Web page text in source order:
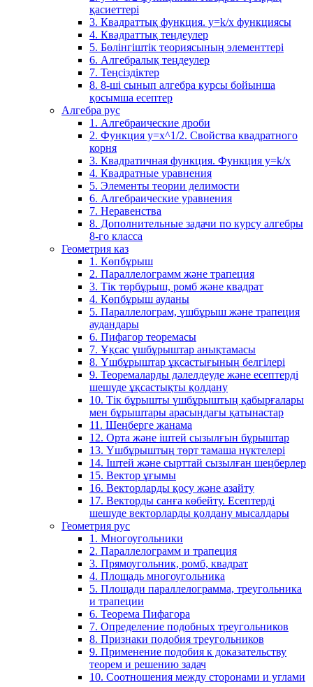
қасиеттері
3. Квадраттық функция. у=k/x функциясы
4. Квадраттық теңдеулер
5. Бөлінгіштік теориясының элементтері
6. Алгебралық теңдеулер
7. Теңсіздіктер
8. 8-ші сынып алгебра курсы бойынша
қосымша есептер
Алгебра рус
1. Алгебраические дроби
2. Функция y=x^1/2. Свойства квадратного
корня
3. Квадратичная функция. Функция у=k/x
4. Квадратные уравнения
5. Элементы теории делимости
6. Алгебраические уравнения
7. Неравенства
8. Дополнительные задачи по курсу алгебры
8-го класса
Геометрия каз
1. Көпбұрыш
2. Параллелограмм және трапеция
3. Тік төрбұрыш, ромб және квадрат
4. Көпбұрыш ауданы
5. Параллелограм, үшбұрыш және трапеция
аудандары
6. Пифагор теоремасы
7. Ұқсас үшбұрыштар анықтамасы
8. Үшбұрыштар ұқсастығының белгілері
9. Теоремаларды дәлелдеуде және есептерді
шешуде ұқсастықты қолдану
10. Тік бұрышты үшбұрыштың қабырғалары
мен бұрыштары арасындағы қатынастар
11. Шеңберге жанама
12. Орта және іштей сызылғын бұрыштар
13. Үшбұрыштың төрт тамаша нүктелері
14. Іштей және сырттай сызылған шеңберлер
15. Вектор ұғымы
16. Векторларды қосу және азайту
17. Векторды санға көбейту. Есептерді
шешуде векторларды қолдану мысалдары
Геометрия рус
1. Многоугольники
2. Параллелограмм и трапеция
3. Прямоугольник, ромб, квадрат
4. Площадь многоугольника
5. Площади параллелограмма, треугольника
и трапеции
6. Теорема Пифагора
7. Определение подобных треугольников
8. Признаки подобия треугольников
9. Применение подобия к доказательству
теорем и решению задач
10. Соотношения между сторонами и углами